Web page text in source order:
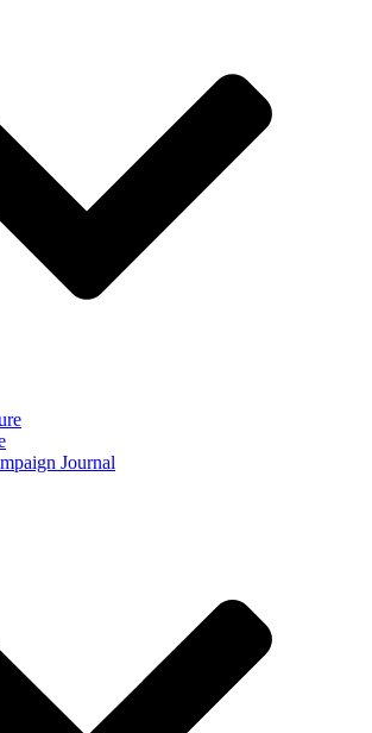
Journal